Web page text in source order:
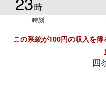
時
時刻
この系統が100円の収入を
四